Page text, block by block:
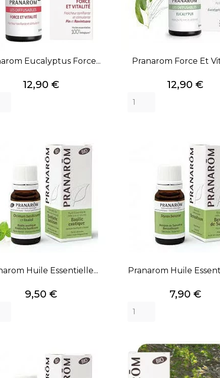
Eucalyptus Force...
Prix
12,90 €
Pranarom Force Et
Prix
12,90 €
Huile Essentielle...
Prix
9,50 €
Pranarom Huile
Prix
7,90 €